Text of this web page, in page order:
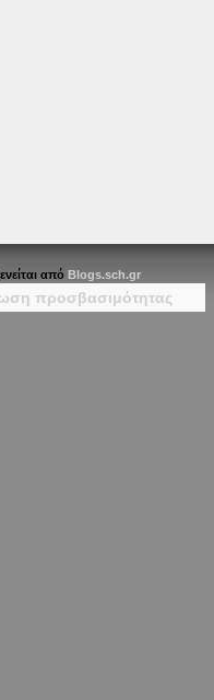
από Blogs.sch.gr
προσβασιμότητας